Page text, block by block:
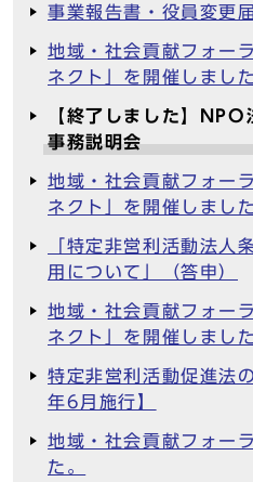
事業報告書・役員変更
地域・社会貢献フォー
ネクト」を開催しました
【終了しました】
事務説明会
地域・社会貢献フォー
ネクト」を開催しました
「特定非営利活動法人
用について」（答申）
地域・社会貢献フォー
ネクト」を開催しました
特定非営利活動促進法
年6月施行】
地域・社会貢献フォー
た。